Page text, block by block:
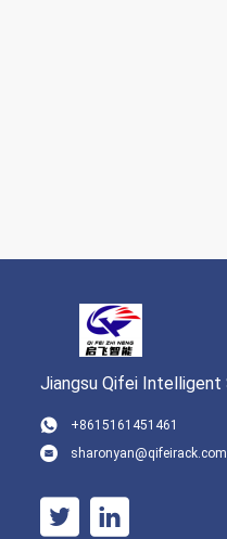
Jiangsu Qifei Intelligent
+8615161451461
sharonyan@qifeirack.com